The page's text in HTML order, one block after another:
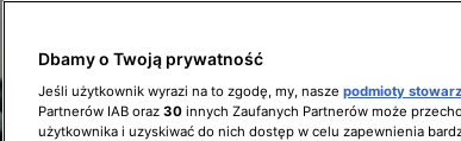
Dbamy o Twoją prywatność
Jeśli użytkownik wyrazi na to zgodę, my, nasze podmioty
Partnerów IAB oraz 30 innych Zaufanych Partnerów może
użytkownika i uzyskiwać do nich dostęp w celu zapewnienia